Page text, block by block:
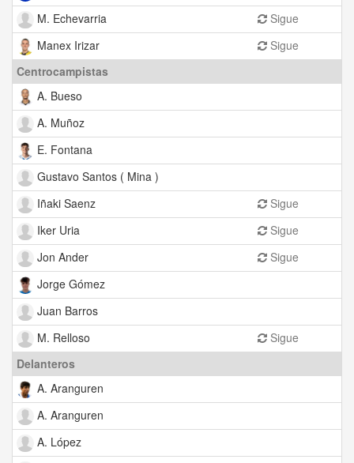
M. Echevarria
Sigue
Manex Irizar
Sigue
Centrocampistas
A. Bueso
A. Muñoz
E. Fontana
Gustavo Santos ( Mina )
Iñaki Saenz
Sigue
Iker Uria
Sigue
Jon Ander
Sigue
Jorge Gómez
Juan Barros
M. Relloso
Sigue
Delanteros
A. Aranguren
A. Aranguren
A. López